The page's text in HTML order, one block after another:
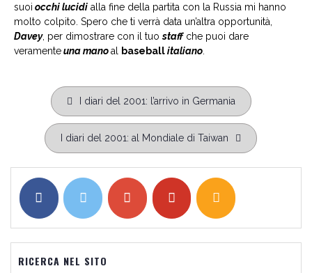
suoi occhi lucidi alla fine della partita con la Russia mi hanno
molto colpito. Spero che ti verrà data un’altra opportunità,
Davey, per dimostrare con il tuostaffche puoi dare
veramenteuna manoal baseballitaliano
Navigazione
I diari del 2001: l’arrivo in Germania
I diari del 2001: al Mondiale di Taiwan
RICERCA NEL SITO